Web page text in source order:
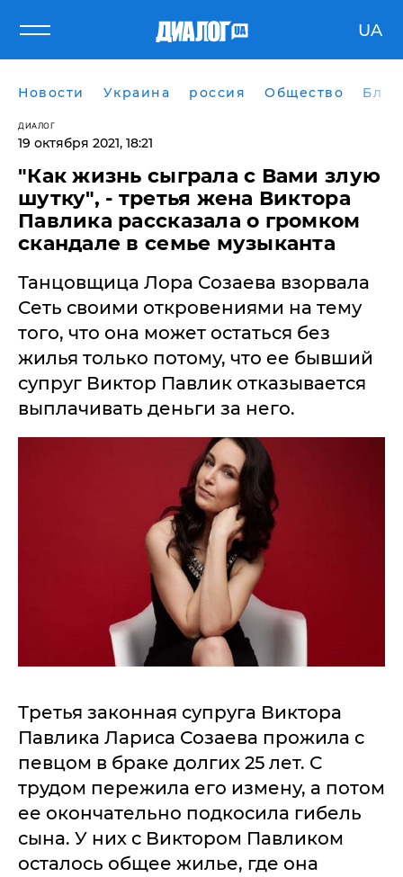
UA
Новости Украина россия Общество
ДИАЛОГ
19 октября 2021, 18:21
"Как жизнь сыграла с Вами злую
шутку", - третья жена Виктора
Павлика рассказала о громком
скандале в семье музыканта
Танцовщица Лора Созаева взорвала
Сеть своими откровениями на тему
того, что она может остаться без
жилья только потому, что ее бывший
супруг Виктор Павлик отказывается
выплачивать деньги за него.
Третья законная супруга Виктора
Павлика Лариса Созаева прожила с
певцом в браке долгих 25 лет. С
трудом пережила его измену, а потом
ее окончательно подкосила гибель
сына. У них с Виктором Павликом
осталось общее жилье, где она